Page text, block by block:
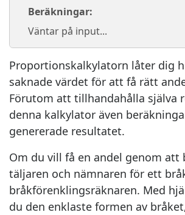
Beräkningar:
Väntar på input...
Proportionskalkylatorn låter dig
saknade värdet för att få rätt
Förutom att tillhandahålla själva
denna kalkylator även
genererade resultatet.
Om du vill få en andel genom att
täljaren och nämnaren för ett
bråkförenklingsräknaren. Med
du den enklaste formen av